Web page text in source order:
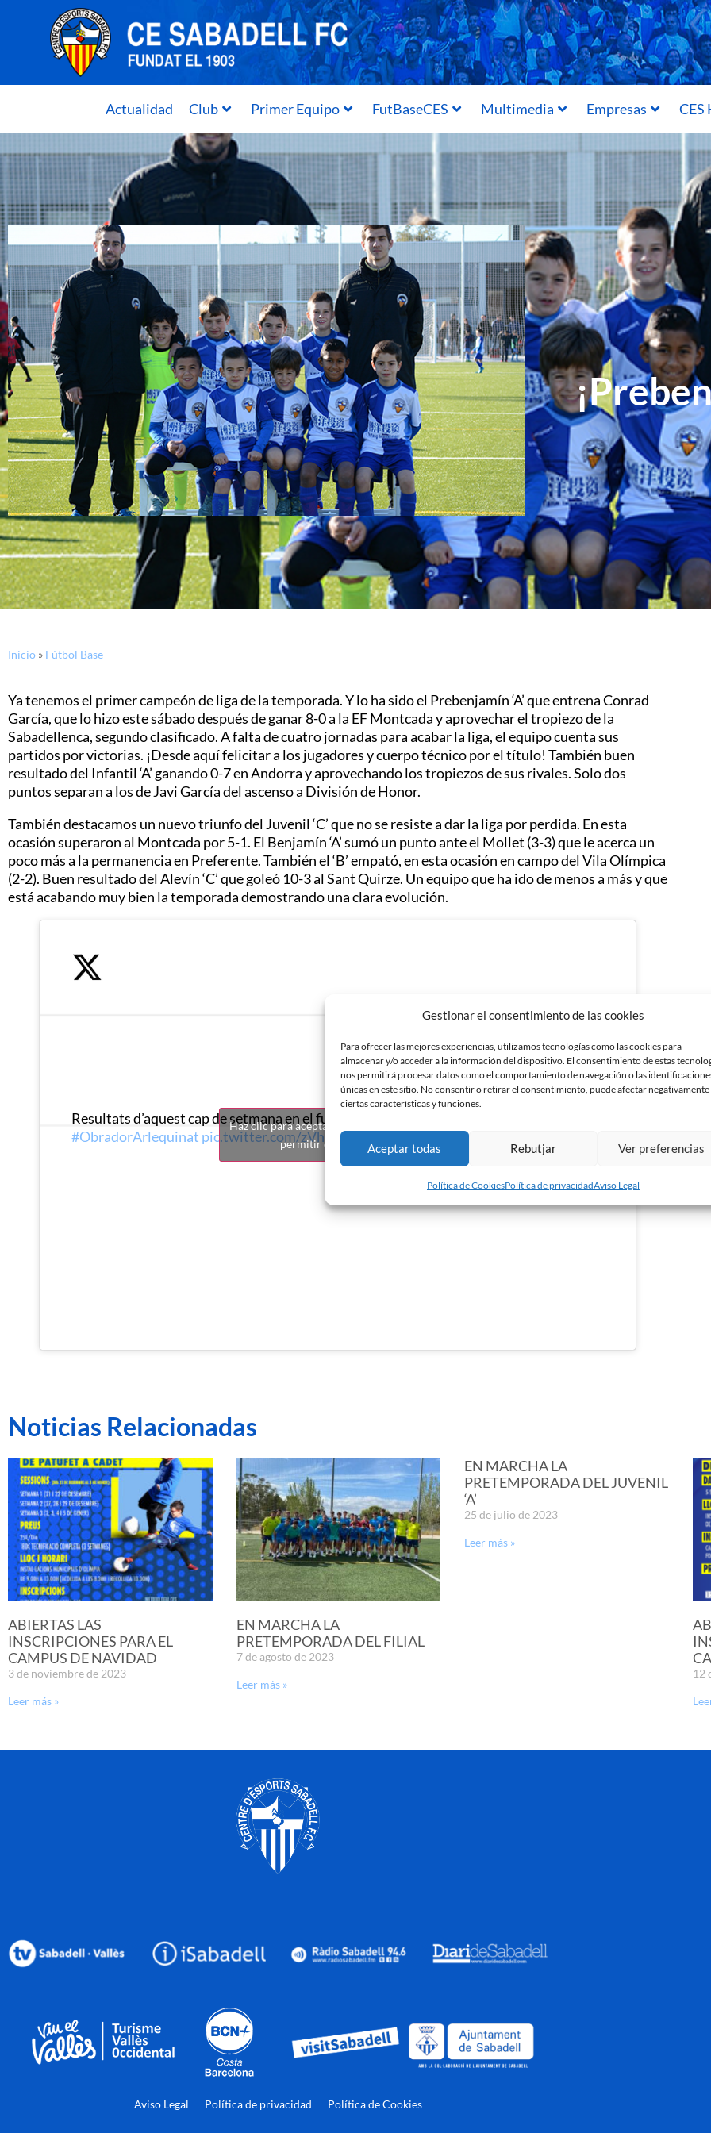
Gestionar el consentimiento de las cookies
Para ofrecer las mejores experiencias, utilizamos tecnologías como las cookies para
almacenar y/o acceder a la información del dispositivo. El consentimiento de estas
nos permitirá procesar datos como el comportamiento de navegación o las
únicas en este sitio. No consentir o retirar el consentimiento, puede afectar negativamente
ciertas características y funciones.
Aceptar todas Rebutjar Ver preferencias
Política de CookiesPolítica de privacidadAviso Legal
Actualidad Club Primer Equipo FutBaseCES Multimedia Empresas
Inicio » Fútbol Base
Ya tenemos el primer campeón de liga de la temporada. Y lo ha sido el Prebenjamín ‘A’ que entrena Conrad
García, que lo hizo este sábado después de ganar 8-0 a la EF Montcada y aprovechar el tropiezo de la
Sabadellenca, segundo clasificado. A falta de cuatro jornadas para acabar la liga, el equipo cuenta sus
partidos por victorias. ¡Desde aquí felicitar a los jugadores y cuerpo técnico por el título! También buen
resultado del Infantil ‘A’ ganando 0-7 en Andorra y aprovechando los tropiezos de sus rivales. Solo dos
puntos separan a los de Javi García del ascenso a División de Honor.
También destacamos un nuevo triunfo del Juvenil ‘C’ que no se resiste a dar la liga por perdida. En esta
ocasión superaron al Montcada por 5-1. El Benjamín ‘A’ sumó un punto ante el Mollet (3-3) que le acerca un
poco más a la permanencia en Preferente. También el ‘B’ empató, en esta ocasión en campo del Vila Olímpica
(2-2). Buen resultado del Alevín ‘C’ que goleó 10-3 al Sant Quirze. Un equipo que ha ido de menos a más y que
está acabando muy bien la temporada demostrando una clara evolución.
Resultats d’aquest cap de setmana en el futbol base.
#ObradorArlequinat pic.twitter.com/zVhhPDSLMA
— FutbolBaseCESabadell
(@FutbolBaseCES)
2016
Haz clic para aceptar cookies de marketing y
permitir este contenido
Noticias Relacionadas
ABIERTAS LAS
INSCRIPCIONES PARA EL
CAMPUS DE NAVIDAD
3 de noviembre de 2023
Leer más »
EN MARCHA LA
PRETEMPORADA DEL FILIAL
7 de agosto de 2023
Leer más »
EN MARCHA LA
PRETEMPORADA DEL JUVENIL
‘A’
25 de julio de 2023
Leer más »
12
Aviso Legal Política de privacidad Política de Cookies